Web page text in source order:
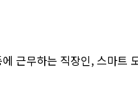
근무하는 직장인, 스마트